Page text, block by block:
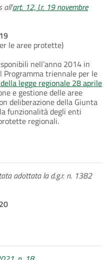
all'art. 12, l.r. 19 novembre
le aree protette)
nell’anno 2014 in
Programma triennale per le
legge regionale 28 aprile
e gestione delle aree
deliberazione della Giunta
funzionalità degli enti
regionali.
adottata la d.g.r. n. 1382